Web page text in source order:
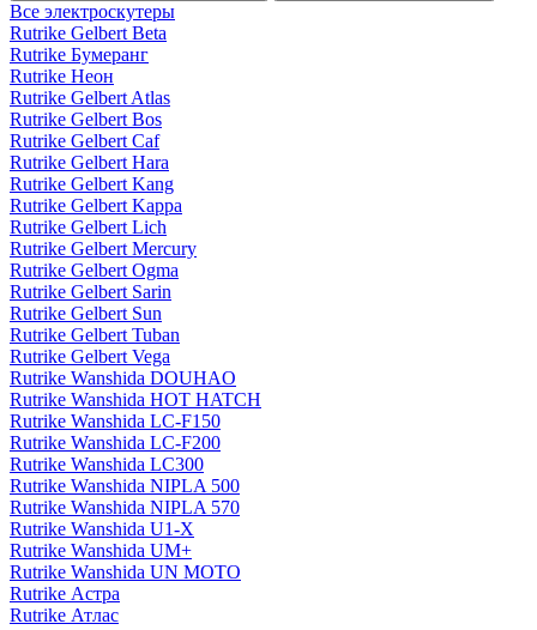
Все электро­скутеры
Rutrike Gelbert Beta
Rutrike Бумеранг
Rutrike Неон
Rutrike Gelbert Atlas
Rutrike Gelbert Bos
Rutrike Gelbert Caf
Rutrike Gelbert Hara
Rutrike Gelbert Kang
Rutrike Gelbert Kappa
Rutrike Gelbert Lich
Rutrike Gelbert Mercury
Rutrike Gelbert Ogma
Rutrike Gelbert Sarin
Rutrike Gelbert Sun
Rutrike Gelbert Tuban
Rutrike Gelbert Vega
Rutrike Wanshida DOUHAO
Rutrike Wanshida HOT HATCH
Rutrike Wanshida LC-F150
Rutrike Wanshida LC-F200
Rutrike Wanshida LC300
Rutrike Wanshida NIPLA 500
Rutrike Wanshida NIPLA 570
Rutrike Wanshida U1-X
Rutrike Wanshida UM+
Rutrike Wanshida UN MOTO
Rutrike Астра
Rutrike Атлас